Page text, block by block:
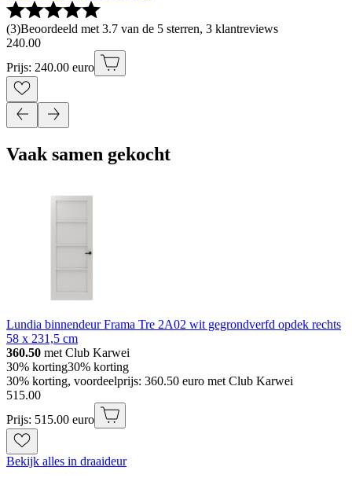
(3)Beoordeeld met 3.7 van de 5 sterren, 3 klantreviews
240.00
Prijs: 240.00 euro
Vaak samen gekocht
Lundia binnendeur Frama Tre 2A02 wit gegrondverfd opdek rechts
58 x 231,5 cm
360.50 met Club Karwei
30% korting30% korting
30% korting, voordeelprijs: 360.50 euro met Club Karwei
515.00
Prijs: 515.00 euro
Bekijk alles in draaideur